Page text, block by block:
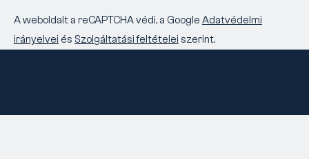
A weboldalt a reCAPTCHA védi, a Google Adatvédelmi
irányelvei és Szolgáltatási feltételei szerint.